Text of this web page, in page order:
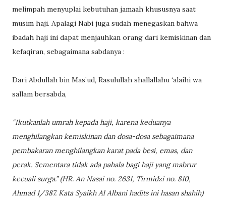
melimpah menyuplai kebutuhan jamaah khususnya saat
musim haji. Apalagi Nabi juga sudah menegaskan bahwa
ibadah haji ini dapat menjauhkan orang dari kemiskinan dan
kefaqiran, sebagaimana sabdanya :
Dari Abdullah bin Mas’ud, Rasulullah shallallahu ‘alaihi wa
sallam bersabda,
“Ikutkanlah umrah kepada haji, karena keduanya
menghilangkan kemiskinan dan dosa-dosa sebagaimana
pembakaran menghilangkan karat pada besi, emas, dan
perak. Sementara tidak ada pahala bagi haji yang mabrur
kecuali surga.” (HR. An Nasai no. 2631, Tirmidzi no. 810,
Ahmad 1/387. Kata Syaikh Al Albani hadits ini hasan shahih)